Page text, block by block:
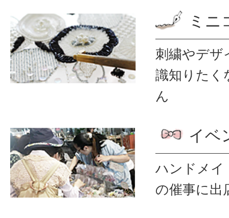
ミニ
刺繍やデザ
識知りたく
ん
イベ
ハンドメイ
の催事に出